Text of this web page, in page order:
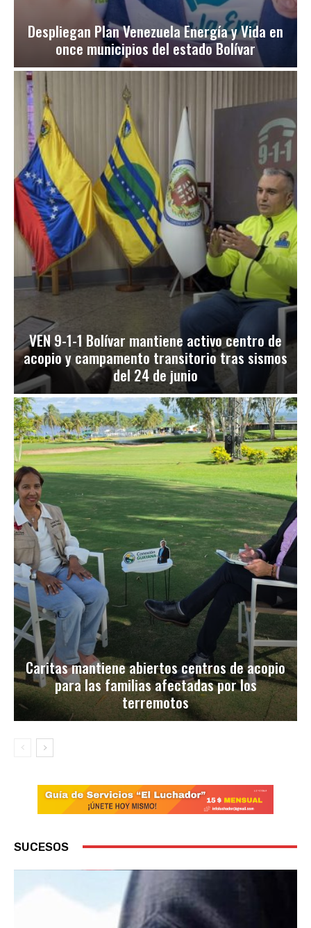
Despliegan Plan Venezuela Energía y Vida en
once municipios del estado Bolívar
VEN 9-1-1 Bolívar mantiene activo centro de
acopio y campamento transitorio tras sismos
del 24 de junio
Caritas mantiene abiertos centros de acopio
para las familias afectadas por los
terremotos
SUCESOS